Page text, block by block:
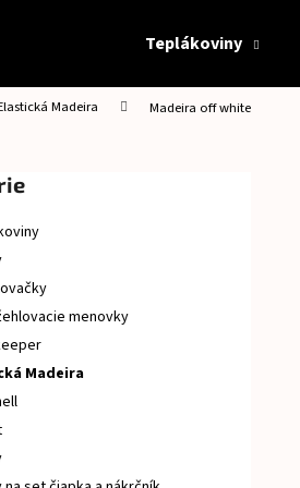
Teplákoviny
Madeira Madeira off white
menovky
Madeira